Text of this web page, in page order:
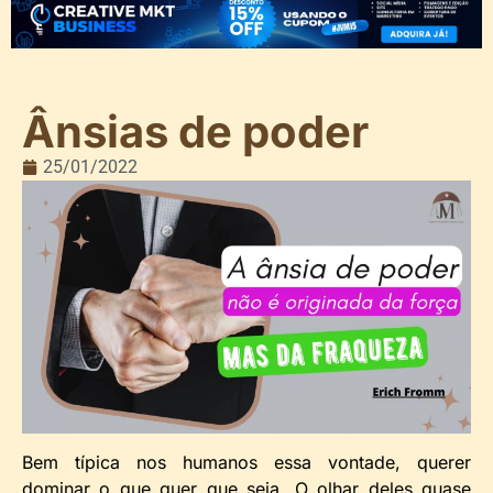
Ânsias de poder
25/01/2022
Bem típica nos humanos essa vontade, querer